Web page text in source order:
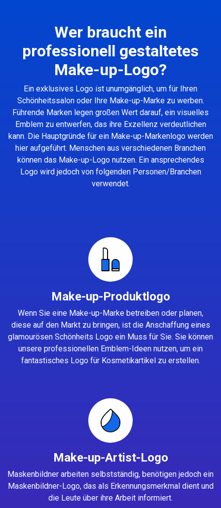
Wer braucht ein
professionell gestaltetes
Make-up-Logo?
Ein exklusives Logo ist unumgänglich, um für Ihren
Schönheitssalon oder Ihre Make-up-Marke zu werben.
Führende Marken legen großen Wert darauf, ein visuelles
Emblem zu entwerfen, das ihre Exzellenz verdeutlichen
kann. Die Hauptgründe für ein Make-up-Markenlogo werden
hier aufgeführt. Menschen aus verschiedenen Branchen
können das Make-up-Logo nutzen. Ein ansprechendes
Logo wird jedoch von folgenden Personen/Branchen
verwendet.
Make-up-Produktlogo
Wenn Sie eine Make-up-Marke betreiben oder planen,
diese auf den Markt zu bringen, ist die Anschaffung eines
glamourösen Schönheits Logo ein Muss für Sie. Sie können
unsere professionellen Emblem-Ideen nutzen, um ein
fantastisches Logo für Kosmetikartikel zu erstellen.
Make-up-Artist-Logo
Maskenbildner arbeiten selbstständig, benötigen jedoch ein
Maskenbildner-Logo, das als Erkennungsmerkmal dient und
die Leute über ihre Arbeit informiert.